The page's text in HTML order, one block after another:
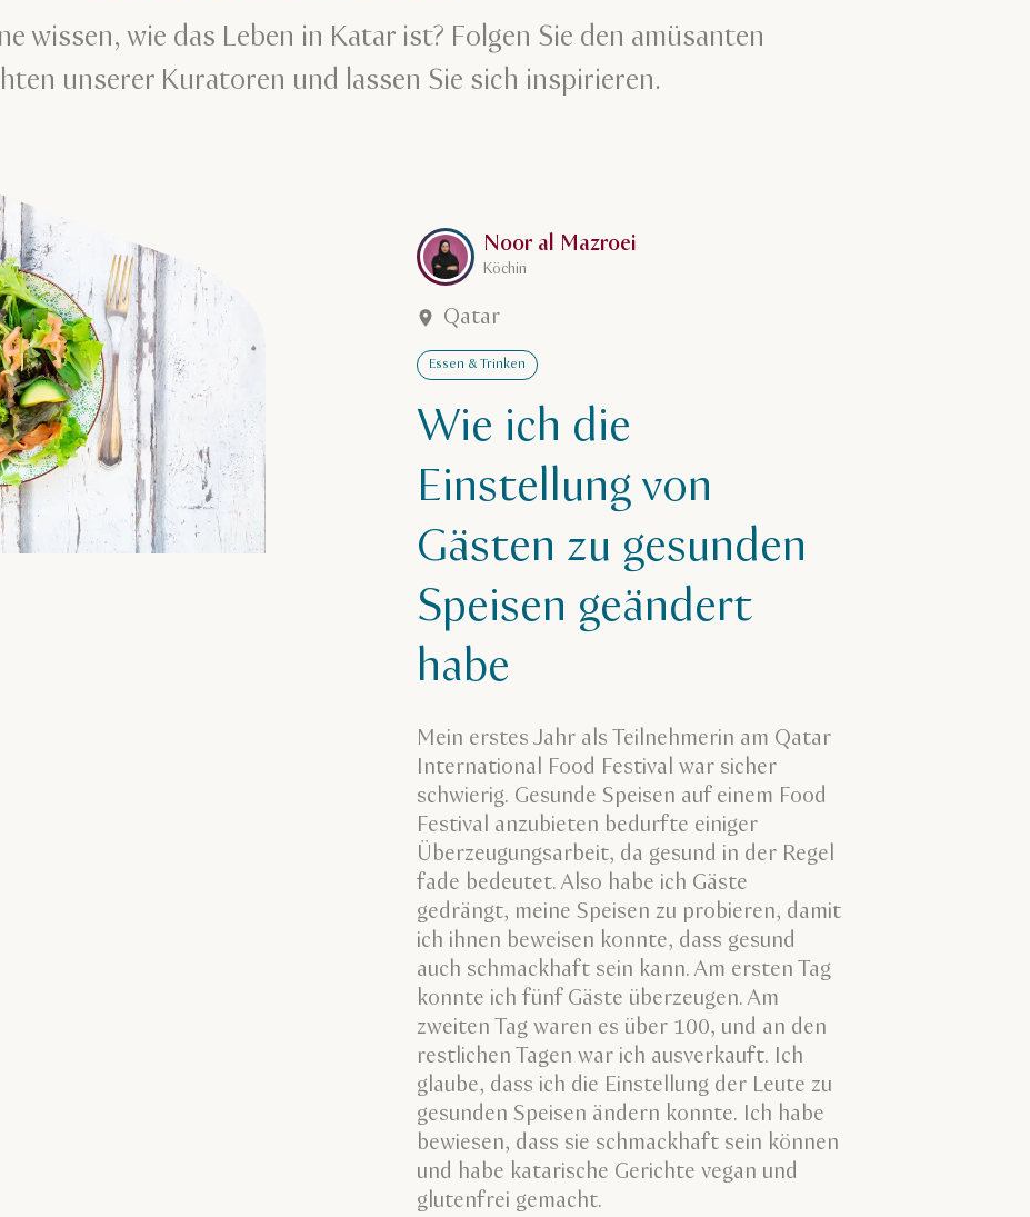
wissen, wie das Leben in Katar ist? Folgen Sie den amüsanten
unserer Kuratoren und lassen Sie sich inspirieren.
Noor al Mazroei
Köchin
Mehr erfahren über Noor al Mazroei
Qatar
Essen & Trinken
Wie ich die
Einstellung von
Gästen zu gesunden
Speisen geändert
habe
Mein erstes Jahr als Teilnehmerin am Qatar
International Food Festival war sicher
schwierig. Gesunde Speisen auf einem Food
Festival anzubieten bedurfte einiger
Überzeugungsarbeit, da gesund in der Regel
fade bedeutet. Also habe ich Gäste
gedrängt, meine Speisen zu probieren, damit
ich ihnen beweisen konnte, dass gesund
auch schmackhaft sein kann. Am ersten Tag
konnte ich fünf Gäste überzeugen. Am
zweiten Tag waren es über 100, und an den
restlichen Tagen war ich ausverkauft. Ich
glaube, dass ich die Einstellung der Leute zu
gesunden Speisen ändern konnte. Ich habe
bewiesen, dass sie schmackhaft sein können
und habe katarische Gerichte vegan und
glutenfrei gemacht.